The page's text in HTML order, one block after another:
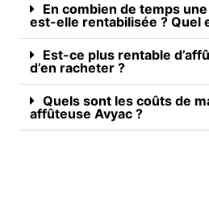
En combien de temps
est-elle rentabilisée ? Quel
Est-ce plus rentable
d’en racheter ?
Quels sont les coûts de
affûteuse Avyac ?